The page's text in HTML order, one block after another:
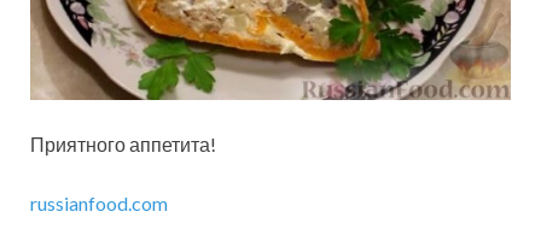
Приятного аппетита!
russianfood.com